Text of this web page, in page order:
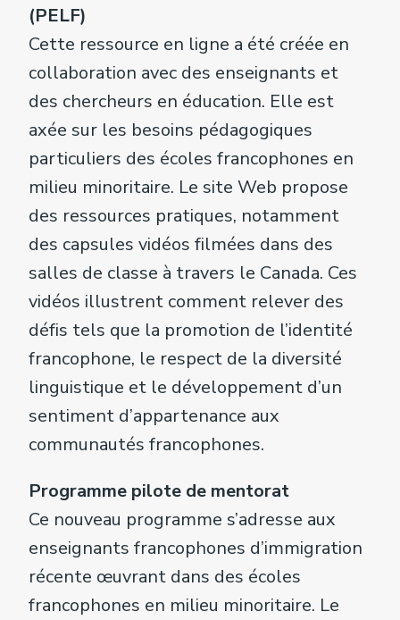
(PELF)
Cette ressource en ligne a été créée en
collaboration avec des enseignants et
des chercheurs en éducation. Elle est
axée sur les besoins pédagogiques
particuliers des écoles francophones en
milieu minoritaire. Le site Web propose
des ressources pratiques, notamment
des capsules vidéos filmées dans des
salles de classe à travers le Canada. Ces
vidéos illustrent comment relever des
défis tels que la promotion de l’identité
francophone, le respect de la diversité
linguistique et le développement d’un
sentiment d’appartenance aux
communautés francophones.
Programme pilote de mentorat
Ce nouveau programme s’adresse aux
enseignants francophones d’immigration
récente œuvrant dans des écoles
francophones en milieu minoritaire. Le